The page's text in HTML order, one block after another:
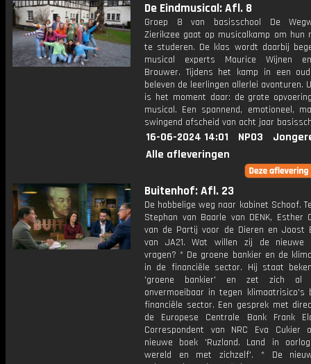
De Eindmusical: Afl. 8
Groep 8 van basisschool De
Zierikzee gaat op musicalkamp om hun
te studeren. De klas wordt daarbij
musical experts Maurice Wijnen
Brouwer. Tijdens het kamp in een
beleven de leerlingen allerlei avonturen.
is het moment daar: de grote
musical. Een spannend, emotioneel,
swingend afscheid van acht jaar
16-06-2024 14:01 NPO3
Alle afleveringen
Buitenhof: Afl. 23
De hobbelige weg naar kabinet Schoof.
Stephan van Baarle van DENK, Esther
van de Partij voor de Dieren en Joost
van JA21. Wat willen zij de nieuwe
vragen? * De groene bankier en de
in de financiële sector. Hij staat
'groene bankier' en zet zich al
onvermoeibaar in tegen klimaatrisico's
financiële sector. Een gesprek met
de Europese Centrale Bank Frank
Correspondent van NRC Eva Cukier
nieuwe boek 'Ruzland. Land in
wereld en met zichzelf'. * De